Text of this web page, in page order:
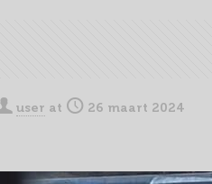
user at 26 maart 2024